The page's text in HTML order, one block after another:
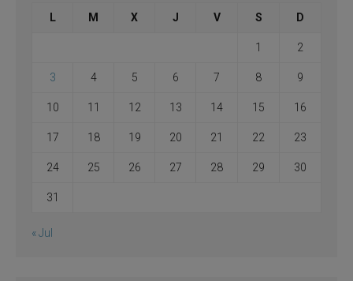
L M X J V S D
1 2
3 4 5 6 7 8 9
10 11 12 13 14 15 16
17 18 19 20 21 22 23
24 25 26 27 28 29 30
31
« Jul